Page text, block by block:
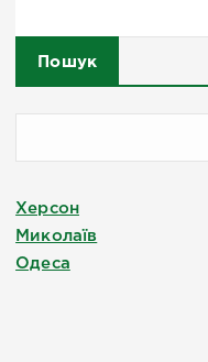
Пошук
Херсон
Миколаїв
Одеса